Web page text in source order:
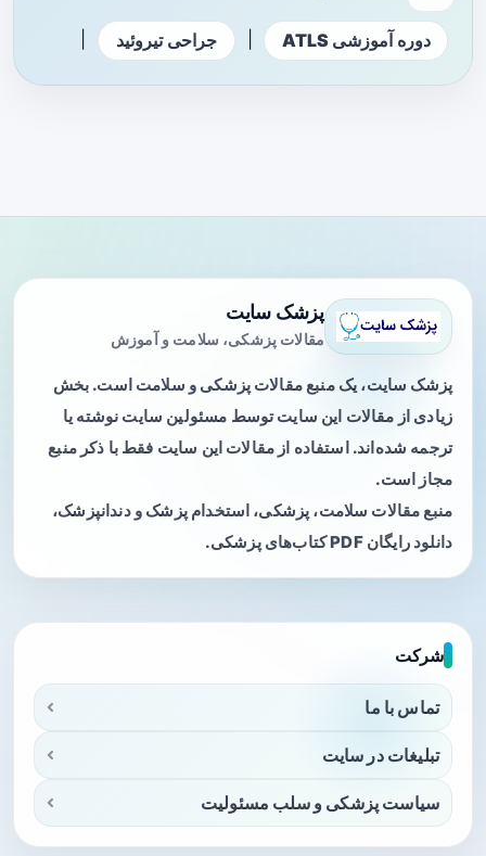
دوره آموزشی ATLS جراحی تیروئید
پزشک سایت
مقالات پزشکی، سلامت و آموزش
پزشک سایت، یک منبع مقالات پزشکی و سلامت است. بخش
زیادی از مقالات این سایت توسط مسئولین سایت نوشته یا
ترجمه شده‌اند. استفاده از مقالات این سایت فقط با ذکر منبع
مجاز است.
منبع مقالات سلامت، پزشکی، استخدام پزشک و دندانپزشک،
دانلود رایگان PDF کتاب‌های پزشکی.
شرکت
تماس با ما
تبلیغات در سایت
سیاست پزشکی و سلب مسئولیت